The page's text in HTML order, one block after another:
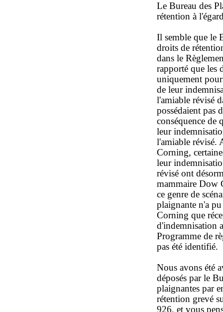
Le Bureau des
rétention à
Il semble que le
droits de
dans le
rapporté que les
uniquement
de leur
l'amiable révisé
possédaient pas
conséquence de
leur
l'amiable révisé.
Corning,
leur
révisé ont
mammaire Dow
ce genre de
plaignante n'a
Corning que
d'indemnisation
Programme de
pas été identifié.
Nous avons été
déposés par le
plaignantes par
rétention grevé
926, et vous